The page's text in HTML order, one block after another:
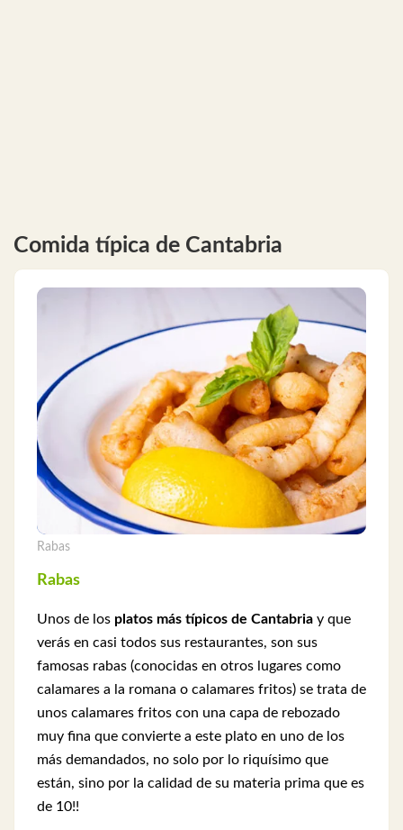
Comida típica de Cantabria
Rabas
Rabas
Unos de los platos más típicos de Cantabria y que
verás en casi todos sus restaurantes, son sus
famosas rabas (conocidas en otros lugares como
calamares a la romana o calamares fritos) se trata de
unos calamares fritos con una capa de rebozado
muy fina que convierte a este plato en uno de los
más demandados, no solo por lo riquísimo que
están, sino por la calidad de su materia prima que es
de 10!!